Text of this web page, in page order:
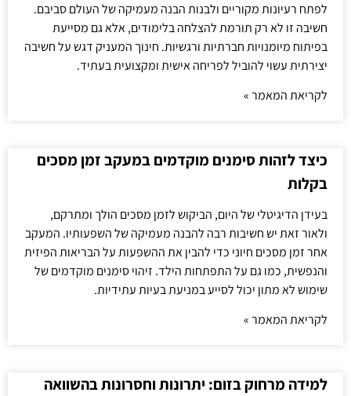
לפתח רעיונות מקוריים ולבנות הבנה מעמיקה של העולם סביבם.
חשיבה זו לא רק תורמת להצלחה בלימודים, אלא גם מסייעת
בפיתוח מיומנויות חברתיות ורגשיות. חינוך המעניק דגש על חשיבה
יצירתית עשוי להוביל לפריחה אישית ומקצועית בעתיד.
לקריאת המאמר »
כיצד לזהות סימנים מוקדמים במעקב זמן מסכים
בקלות
בעידן הדיגיטלי של היום, הביקוש לזמן מסכים הולך ומתרקם,
ולאור זאת יש חשיבות רבה להבנה מעמיקה של השפעותיו. המעקב
אחר זמן מסכים חיוני כדי להבין את ההשפעות על הבריאות הפיזית
והנפשית, כמו גם על התפתחות הילד. זיהוי סימנים מוקדמים של
שימוש לא מתון יכול לסייע במניעת בעיות עתידיות.
לקריאת המאמר »
למידה מרחוק בזום: יתרונות וחסרונות בהשוואה